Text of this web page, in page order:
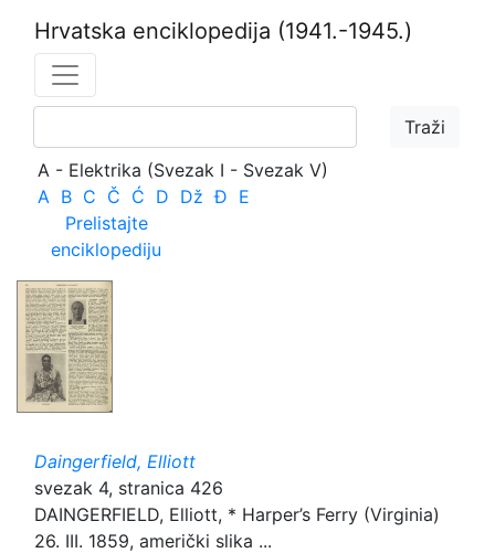
Hrvatska enciklopedija (1941.-1945.)
A - Elektrika (Svezak I - Svezak V)
A B C Č Ć D Dž Đ E
Prelistajte
enciklopediju
Daingerfield, Elliott
svezak 4, stranica 426
DAINGERFIELD, Elliott, * Harper’s Ferry (Virginia)
26. III. 1859, američki slika ...